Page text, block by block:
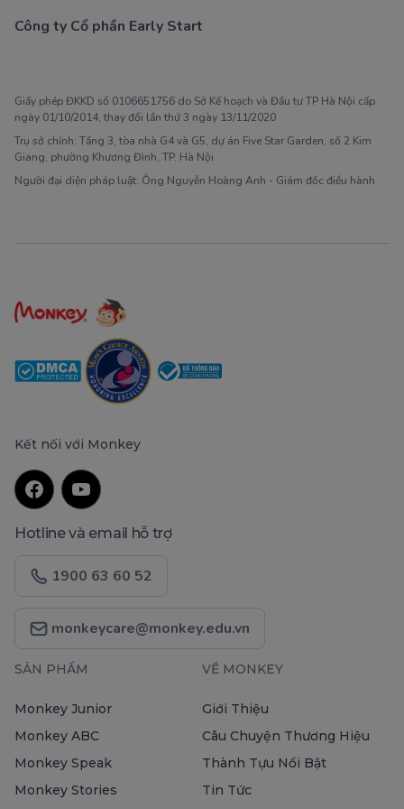
Công ty Cổ phần Early Start
Giấy phép ĐKKD số 0106651756 do Sở Kế hoạch và Đầu tư TP Hà Nội cấp
ngày 01/10/2014, thay đổi lần thứ 3 ngày 13/11/2020
Trụ sở chính: Tầng 3, tòa nhà G4 và G5, dự án Five Star Garden, số 2 Kim
Giang, phường Khương Đình, TP. Hà Nội
Người đại diện pháp luật: Ông Nguyễn Hoàng Anh - Giám đốc điều hành
Kết nối với Monkey
Hotline và email hỗ trợ
1900 63 60 52
monkeycare@monkey.edu.vn
SẢN PHẨM
Monkey Junior
Monkey ABC
Monkey Speak
Monkey Stories
VỀ MONKEY
Giới Thiệu
Câu Chuyện Thương Hiệu
Thành Tựu Nổi Bật
Tin Tức